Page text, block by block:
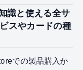
識と使える全サ
スやカードの種
での製品購入か